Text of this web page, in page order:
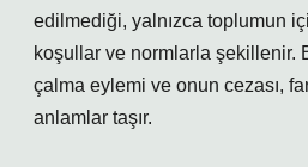
edilmediği, yalnızca toplumun
koşullar ve normlarla şekillenir.
çalma eylemi ve onun cezası,
anlamlar taşır.